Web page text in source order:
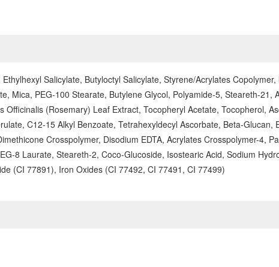
Salicylate, Butyloctyl Salicylate, Styrene/Acrylates
Mica, PEG-100 Stearate, Butylene Glycol, Polyamide-5, Steareth-
(Rosemary) Leaf Extract, Tocopheryl Acetate, Tocopherol,
C12-15 Alkyl Benzoate, Tetrahexyldecyl Ascorbate, Beta-
Crosspolymer, Disodium EDTA, Acrylates Crosspolymer-4,
8 Laurate, Steareth-2, Coco-Glucoside, Isostearic Acid, Sodium
(CI 77891), Iron Oxides (CI 77492, CI 77491, CI 77499)